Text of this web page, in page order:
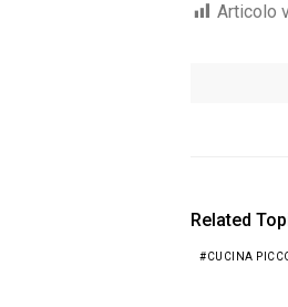
Articolo
Related
CUCINA